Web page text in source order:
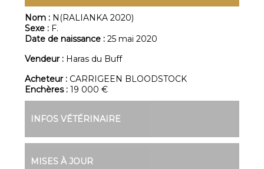
Nom : N(RALIANKA 2020)
Sexe : F.
Date de naissance :25 mai 2020
Vendeur : Haras du Buff
Acheteur : CARRIGEEN BLOODSTOCK
Enchères :19 000 €
INFOS VÉTÉRINAIRE
MISES À JOUR